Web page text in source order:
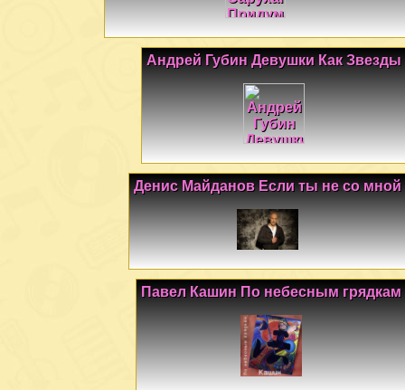
Андрей Губин Девушки Как Звезды
Денис Майданов Если ты не со мной
Павел Кашин По небесным грядкам